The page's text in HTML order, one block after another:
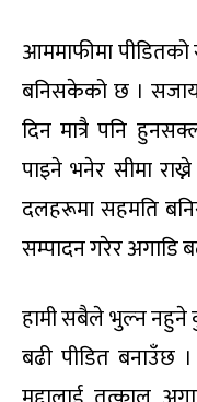
आममाफीमा
बनिसकेको छ ।
दिन मात्रै पनि
पाइने भनेर सीमा
दलहरूमा सहमति
सम्पादन गरेर अगाडि
हामी सबैले भुल्न नहुने
बढी पीडित बनाउँछ